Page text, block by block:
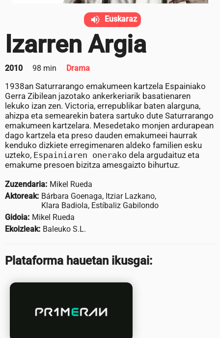
Izarren Argia
2010 98 min Drama
1938an Saturrarango emakumeen kartzela Espainiako
Gerra Zibilean jazotako ankerkeriarik basatienaren
lekuko izan zen. Victoria, errepublikar baten alarguna,
ahizpa eta semearekin batera sartuko dute Saturrarango
emakumeen kartzelara. Mesedetako monjen ardurapean
dago kartzela eta preso dauden emakumeei haurrak
kenduko dizkiete erregimenaren aldeko familien esku
uzteko, Espainiaren onerako dela argudaituz eta
emakume presoen bizitza amesgaizto bihurtuz.
Zuzendaria: Mikel Rueda
Aktoreak: Bárbara Goenaga, Itziar Lazkano,
Klara Badiola, Estíbaliz Gabilondo
Gidoia: Mikel Rueda
Ekoizleak: Baleuko S.L.
Plataforma hauetan ikusgai:
Euskaraz